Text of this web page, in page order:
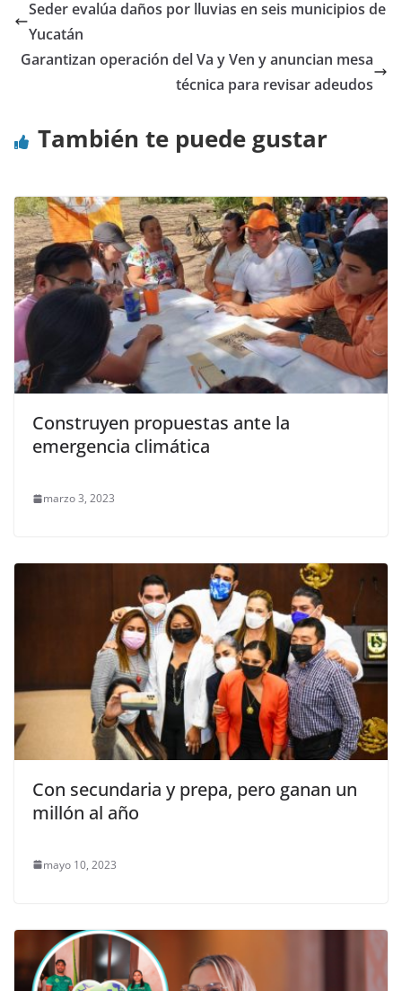
Seder evalúa daños por lluvias en seis municipios de
Yucatán
Garantizan operación del Va y Ven y anuncian mesa
técnica para revisar adeudos
También te puede gustar
Construyen propuestas ante la
emergencia climática
marzo 3, 2023
Con secundaria y prepa, pero ganan un
millón al año
mayo 10, 2023